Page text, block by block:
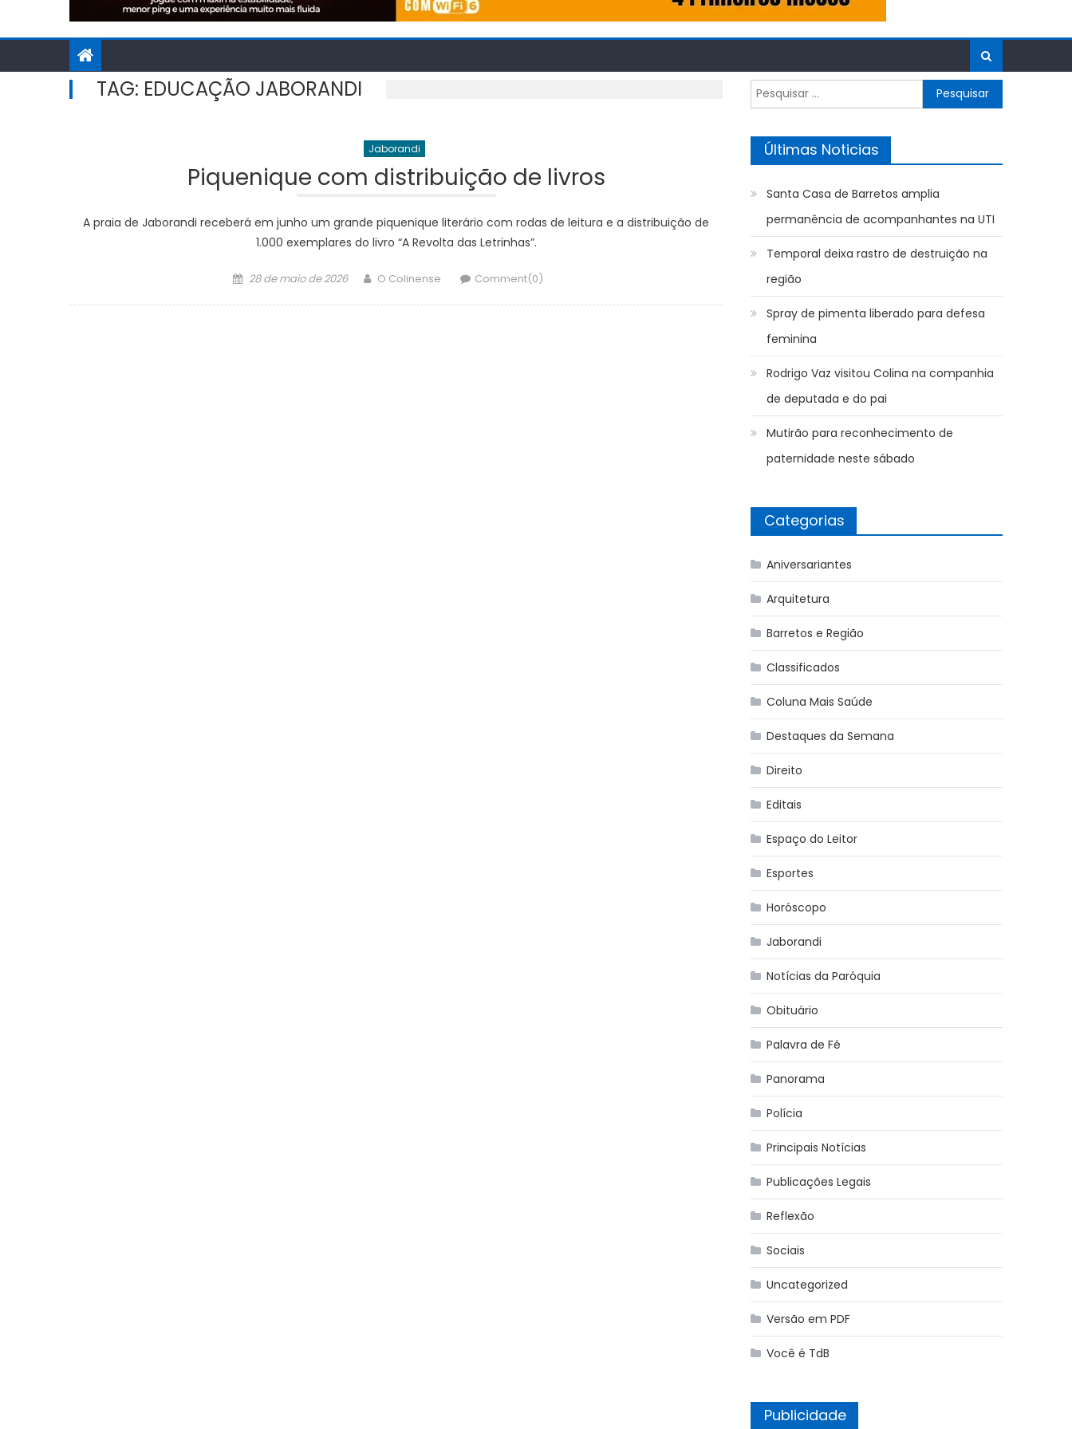
TAG: EDUCAÇÃO JABORANDI
Jaborandi
Piquenique com distribuição de livros
A praia de Jaborandi receberá em junho um grande piquenique literário com rodas de leitura e a distribuição de
1.000 exemplares do livro “A Revolta das Letrinhas”.
Posted
28 de maio de 2026 Author
O Colinense Comment(0)
Pesquisar
por:
Últimas Noticias
Santa Casa de Barretos amplia
permanência de acompanhantes na UTI
Temporal deixa rastro de destruição na
região
Spray de pimenta liberado para defesa
feminina
Rodrigo Vaz visitou Colina na companhia
de deputada e do pai
Mutirão para reconhecimento de
paternidade neste sábado
Categorias
Aniversariantes
Arquitetura
Barretos e Região
Classificados
Coluna Mais Saúde
Destaques da Semana
Direito
Editais
Espaço do Leitor
Esportes
Horóscopo
Jaborandi
Notícias da Paróquia
Obituário
Palavra de Fé
Panorama
Polícia
Principais Notícias
Publicações Legais
Reflexão
Sociais
Uncategorized
Versão em PDF
Você é TdB
Publicidade